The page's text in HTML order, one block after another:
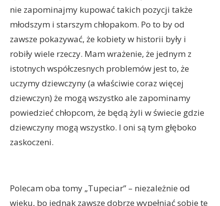
nie zapominajmy kupować takich pozycji także
młodszym i starszym chłopakom. Po to by od
zawsze pokazywać, że kobiety w historii były i
robiły wiele rzeczy. Mam wrażenie, że jednym z
istotnych współczesnych problemów jest to, że
uczymy dziewczyny (a właściwie coraz więcej
dziewczyn) że mogą wszystko ale zapominamy
powiedzieć chłopcom, że będą żyli w świecie gdzie
dziewczyny mogą wszystko. I oni są tym głęboko
zaskoczeni.
Polecam oba tomy „Tupeciar” – niezależnie od
wieku, bo jednak zawsze dobrze wypełniać sobie te